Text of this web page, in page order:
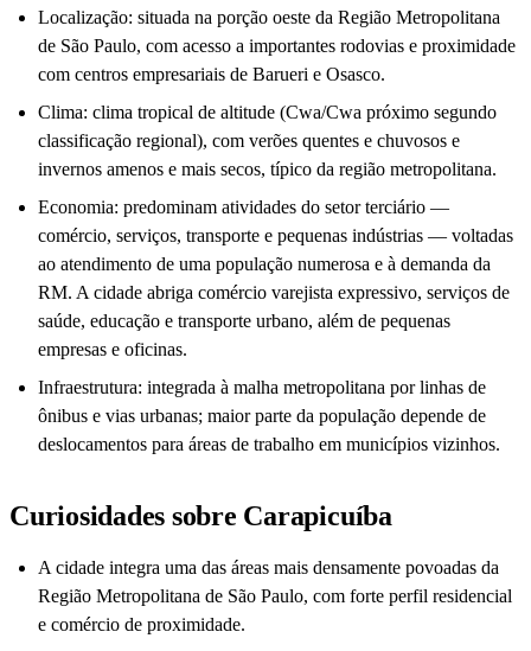
Localização: situada na porção oeste da Região Metropolitana
de São Paulo, com acesso a importantes rodovias e proximidade
com centros empresariais de Barueri e Osasco.
Clima: clima tropical de altitude (Cwa/Cwa próximo segundo
classificação regional), com verões quentes e chuvosos e
invernos amenos e mais secos, típico da região metropolitana.
Economia: predominam atividades do setor terciário —
comércio, serviços, transporte e pequenas indústrias — voltadas
ao atendimento de uma população numerosa e à demanda da
RM. A cidade abriga comércio varejista expressivo, serviços de
saúde, educação e transporte urbano, além de pequenas
empresas e oficinas.
Infraestrutura: integrada à malha metropolitana por linhas de
ônibus e vias urbanas; maior parte da população depende de
deslocamentos para áreas de trabalho em municípios vizinhos.
Curiosidades sobre Carapicuíba
A cidade integra uma das áreas mais densamente povoadas da
Região Metropolitana de São Paulo, com forte perfil residencial
e comércio de proximidade.